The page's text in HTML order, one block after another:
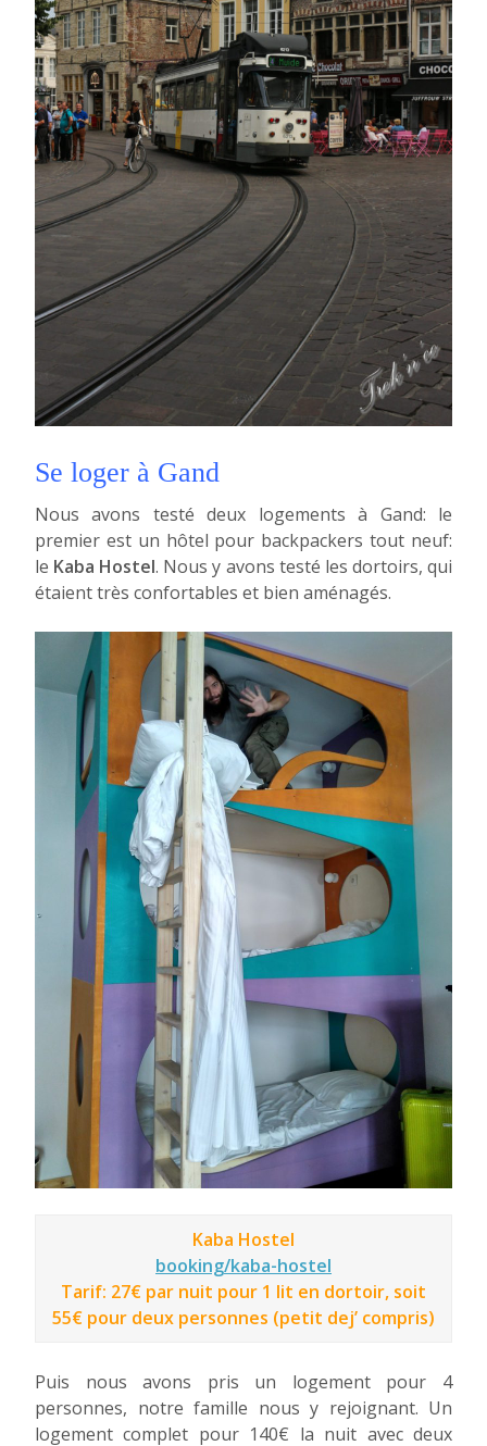
Se loger à Gand
Nous avons testé deux logements à Gand: le
premier est un hôtel pour backpackers tout neuf:
le Kaba Hostel. Nous y avons testé les dortoirs, qui
étaient très confortables et bien aménagés.
Kaba Hostel
booking/kaba-hostel
Tarif: 27€ par nuit pour 1 lit en dortoir, soit
55€ pour deux personnes (petit dej’ compris)
Puis nous avons pris un logement pour 4
personnes, notre famille nous y rejoignant. Un
logement complet pour 140€ la nuit avec deux